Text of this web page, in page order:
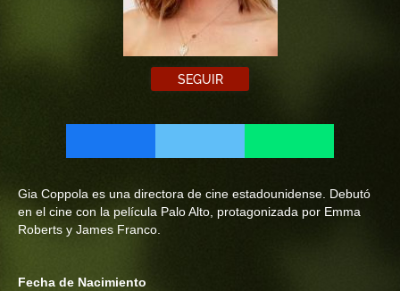
SEGUIR
Gia Coppola es una directora de cine estadounidense. Debutó
en el cine con la película Palo Alto, protagonizada por Emma
Roberts y James Franco.
Fecha de Nacimiento